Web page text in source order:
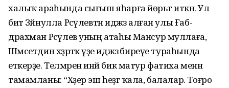
халыҡ араһында сығыш яһарға йөрьәт иткән. Ул
бит Зәйнулла Рәсү­лев­тән иджәзә алған улы Ғаб­
драхман Рәсүлев уның атаһы Мансур муллаға,
Шәмсетдин хәҙрәткә үҙе иджәзә биреүе тураһында
еткерҙе. Телмәрен инәй бик матур фатиха менән
тамамланы: “Хәҙер эш һеҙгә ҡала, балалар. Тоғро